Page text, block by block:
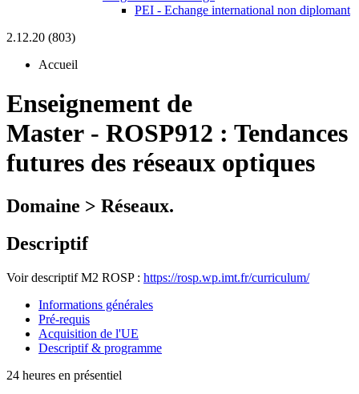
PEI - Echange international non diplomant
2.12.20 (803)
Accueil
Enseignement de
Master - ROSP912 : Tendances
futures des réseaux optiques
Domaine > Réseaux.
Descriptif
Voir descriptif M2 ROSP : https://rosp.wp.imt.fr/curriculum/
Informations générales
Pré-requis
Acquisition de l'UE
Descriptif & programme
24 heures en présentiel